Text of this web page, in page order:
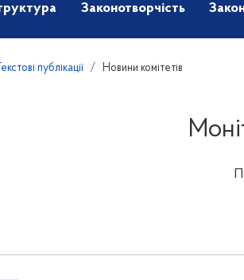
Законотворчість
публікації Новини комітетів